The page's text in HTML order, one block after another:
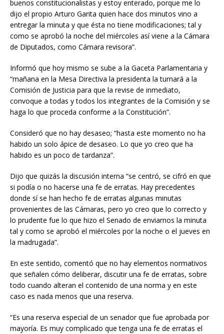
buenos constitucionalistas y estoy enterado, porque me lo
dijo el propio Arturo Garita quien hace dos minutos vino a
entregar la minuta y que ésta no tiene modificaciones; tal y
como se aprobó la noche del miércoles así viene a la Cámara
de Diputados, como Cámara revisora”.
Informó que hoy mismo se sube a la Gaceta Parlamentaria y
“mañana en la Mesa Directiva la presidenta la turnará a la
Comisión de Justicia para que la revise de inmediato,
convoque a todas y todos los integrantes de la Comisión y se
haga lo que proceda conforme a la Constitución”.
Consideró que no hay desaseo; “hasta este momento no ha
habido un solo ápice de desaseo. Lo que yo creo que ha
habido es un poco de tardanza”.
Dijo que quizás la discusión interna “se centró, se cifró en que
si podía o no hacerse una fe de erratas. Hay precedentes
donde sí se han hecho fe de erratas algunas minutas
provenientes de las Cámaras, pero yo creo que lo correcto y
lo prudente fue lo que hizo el Senado de enviarnos la minuta
tal y como se aprobó el miércoles por la noche o el jueves en
la madrugada”.
En este sentido, comentó que no hay elementos normativos
que señalen cómo deliberar, discutir una fe de erratas, sobre
todo cuando alteran el contenido de una norma y en este
caso es nada menos que una reserva.
“Es una reserva especial de un senador que fue aprobada por
mayoría. Es muy complicado que tenga una fe de erratas el